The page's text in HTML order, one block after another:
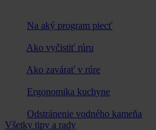
Na aký program piecť
Ako vyčistiť rúru
Ako zavárať v rúre
Ergonomika kuchyne
Odstránenie vodného kameňa
Všetky tipy a rady